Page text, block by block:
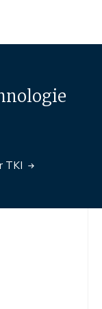
TKI